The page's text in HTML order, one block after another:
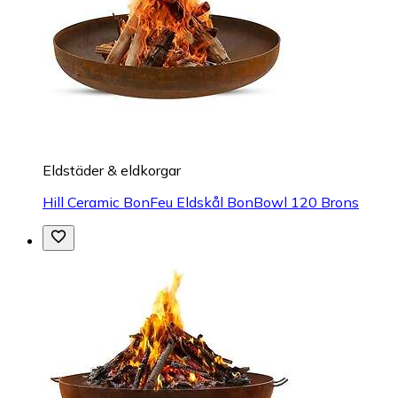
Eldstäder & eldkorgar
Hill Ceramic BonFeu Eldskål BonBowl 120 Brons